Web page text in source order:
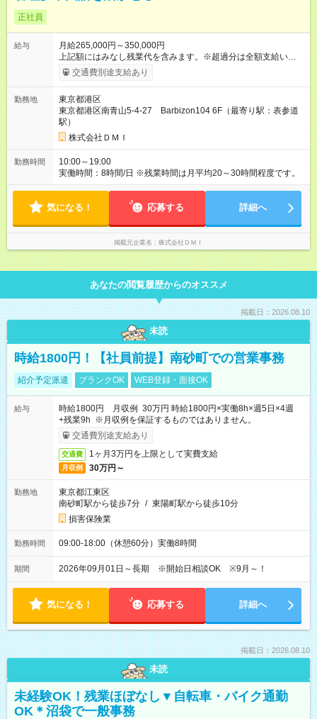
正社員
給与
月給265,000円～350,000円
上記額にはみなし残業代を含みます。※超過分は全額支給いたし
ます。 みなし残業代 53,000円 ～ 96,000円／月 みなし残業時
間 34時間 ～ 45時間／月 ※経験や能力を考慮の上、決定しま
月34時間分（5万3000円）の固定残業手当、月10時間分の深夜
勤務手当（4000円）を含みます。 月給35万円の場合は、一律支
給である月45時間分（8万6000円）の固定残業手当、月25時間
分の深夜勤務手当（1万円）を含みます。 超過した分は別途残業
手当を100%支給します。 【試用期間】試用期間あり 試用期間
の長さ：6ヶ月 雇用形態、給与は本採用時と同じです。
交通費別途支給あり
勤務地
東京都港区
東京都港区南青山5-4-27 Barbizon104 6F（最寄り駅：表参道
駅）
株式会社ＤＭＩ
勤務時間
10:00～19:00
実働時間：8時間/日 ※残業時間は月平均20～30時間程度です。
気になる！ 応募する 詳細へ
掲載元企業名 株式会社ＤＭＩ
あなたの閲覧履歴からのオススメ
掲載日：2026.08.10
未読
時給1800円！【社員前提】南砂町での営業事務
紹介予定派遣 ブランクOK WEB登録・面接OK
給与
時給1800円 月収例 30万円 時給1800円×実働8h×週5日×4週
+残業9h ※月収例を保証するものではありません。
交通費別途支給あり
交通費 1ヶ月3万円を上限として実費支給
月収例 30万円～
勤務地
東京都江東区
南砂町駅から徒歩7分 / 東陽町駅から徒歩10分
損害保険業
勤務時間 09:00-18:00（休憩60分）実働8時間
期間 2026年09月01日～長期 ※開始日相談OK ※9月～！
気になる！ 応募する 詳細へ
掲載日：2026.08.10
未読
未経験OK！残業ほぼなし▼自転車・バイク通勤
OK＊沼袋で一般事務